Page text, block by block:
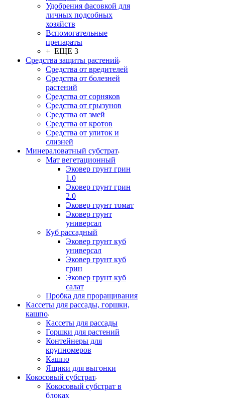
Удобрения фасовкой для
личных подсобных
хозяйств
Вспомогательные
препараты
+ ЕЩЕ 3
Средства защиты растений
Средства от вредителей
Средства от болезней
растений
Средства от сорняков
Средства от грызунов
Средства от змей
Средства от кротов
Средства от улиток и
слизней
Минераловатный субстрат
Мат вегетационный
Эковер грунт грин
1.0
Эковер грунт грин
2.0
Эковер грунт томат
Эковер грунт
универсал
Куб рассадный
Эковер грунт куб
универсал
Эковер грунт куб
грин
Эковер грунт куб
салат
Пробка для проращивания
Кассеты для рассады, горшки,
кашпо
Кассеты для рассады
Горшки для растений
Контейнеры для
крупномеров
Кашпо
Ящики для выгонки
Кокосовый субстрат
Кокосовый субстрат в
блоках